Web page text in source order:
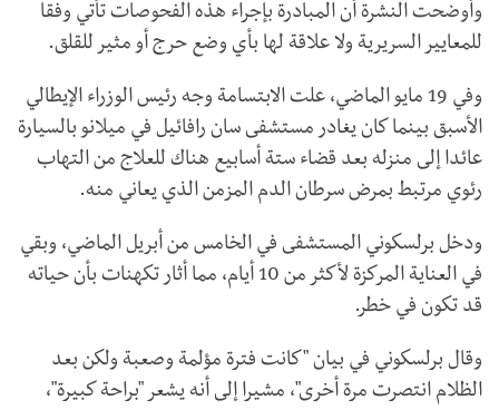
وأوضحت النشرة أن المبادرة بإجراء هذه الفحوصات تأتي وفقا
للمعايير السريرية ولا علاقة لها بأي وضع حرج أو مثير للقلق.
وفي 19 مايو الماضي، علت الابتسامة وجه رئيس الوزراء الإيطالي
الأسبق بينما كان يغادر مستشفى سان رافائيل في ميلانو بالسيارة
عائدا إلى منزله بعد قضاء ستة أسابيع هناك للعلاج من التهاب
رئوي مرتبط بمرض سرطان الدم المزمن الذي يعاني منه.
ودخل برلسكوني المستشفى في الخامس من أبريل الماضي، وبقي
في العناية المركزة لأكثر من 10 أيام، مما أثار تكهنات بأن حياته
قد تكون في خطر.
وقال برلسكوني في بيان "كانت فترة مؤلمة وصعبة ولكن بعد
الظلام انتصرت مرة أخرى"، مشيرا إلى أنه يشعر "براحة كبيرة"،